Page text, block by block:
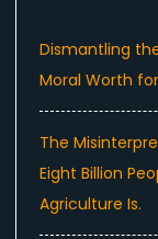
Dismantling
Moral Worth
The
Eight Billion
Agriculture Is.